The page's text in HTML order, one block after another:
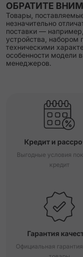
ОБРАТИТЕ
Товары,
незначительно
поставки —
устройства, набором
техническими
особенности модели
менеджеров.
Кредит и
Выгодные условия
кредит
Гарантия
Официальная